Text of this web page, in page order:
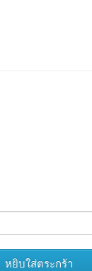
หยิบใส่ตระกร้า